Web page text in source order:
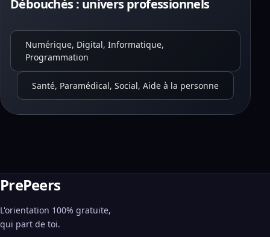
Débouchés : univers professionnels
Numérique, Digital, Informatique,
Programmation
Santé, Paramédical, Social, Aide à la personne
PrePeers
L'orientation 100% gratuite,
qui part de toi.